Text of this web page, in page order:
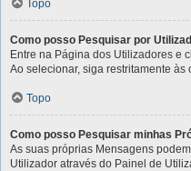
Topo
Como posso Pesquisar por
Entre na Página dos Utilizadores e
Ao selecionar, siga restritamente
Topo
Como posso Pesquisar minhas
As suas próprias Mensagens
Utilizador através do Painel de